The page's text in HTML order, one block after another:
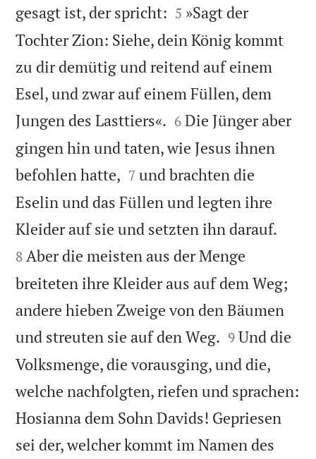
gesagt ist, der spricht: 

5 »Sagt der
Tochter Zion: Siehe, dein König kommt
zu dir demütig und reitend auf einem
Esel, und zwar auf einem Füllen, dem
Jungen des Lasttiers«. 

6 Die Jünger aber
gingen hin und taten, wie Jesus ihnen
befohlen hatte, 

7 und brachten die
Eselin und das Füllen und legten ihre
Kleider auf sie und setzten ihn darauf.
8 Aber die meisten aus der Menge
breiteten ihre Kleider aus auf dem Weg;
andere hieben Zweige von den Bäumen
und streuten sie auf den Weg. 

9 Und die
Volksmenge, die vorausging, und die,
welche nachfolgten, riefen und sprachen:
Hosianna dem Sohn Davids! Gepriesen
sei der, welcher kommt im Namen des